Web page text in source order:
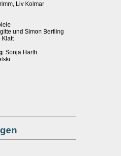
Liv Kolmar
und Simon Bertling
Klatt
: Sonja Harth